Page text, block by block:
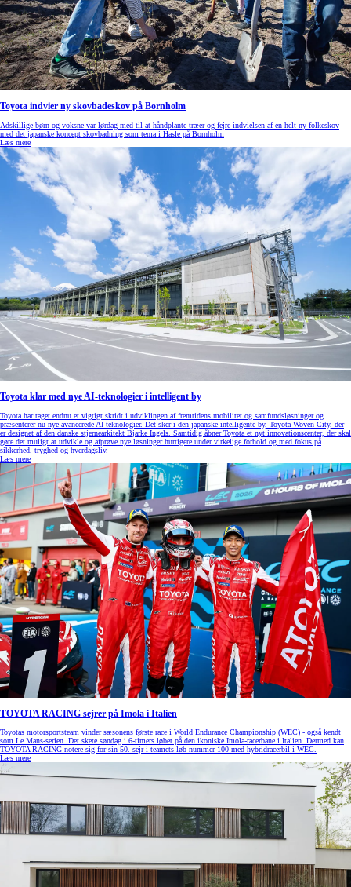
Toyota indvier ny skovbadeskov på Bornholm
Adskillige børn og voksne var lørdag med til at håndplante træer og fejre indvielsen af en helt ny folkeskov
med det japanske koncept skovbadning som tema i Hasle på Bornholm
Læs mere
Toyota klar med nye AI-teknologier i intelligent by
Toyota har taget endnu et vigtigt skridt i udviklingen af fremtidens mobilitet og samfundsløsninger og
præsenterer nu nye avancerede AI-teknologier. Det sker i den japanske intelligente by, Toyota Woven City, der
er designet af den danske stjernearkitekt Bjarke Ingels. Samtidig åbner Toyota et nyt innovationscenter, der skal
gøre det muligt at udvikle og afprøve nye løsninger hurtigere under virkelige forhold og med fokus på
sikkerhed, tryghed og hverdagsliv.
Læs mere
TOYOTA RACING sejrer på Imola i Italien
Toyotas motorsportsteam vinder sæsonens første race i World Endurance Championship (WEC) - også kendt
som Le Mans-serien. Det skete søndag i 6-timers løbet på den ikoniske Imola-racerbane i Italien. Dermed kan
TOYOTA RACING notere sig for sin 50. sejr i teamets løb nummer 100 med hybridracerbil i WEC.
Læs mere